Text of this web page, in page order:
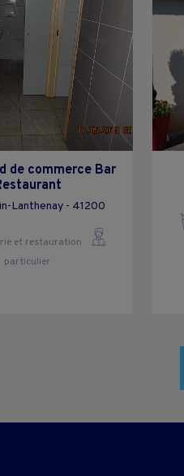
de commerce Bar
Lanthenay - 41200
et restauration
particulier